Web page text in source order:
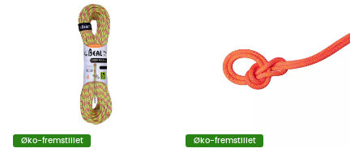
Øko-fremstillet Øko-fremstillet